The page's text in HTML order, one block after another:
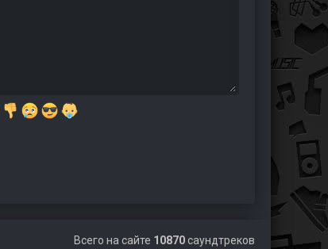
Всего на сайте 10870саундтреков